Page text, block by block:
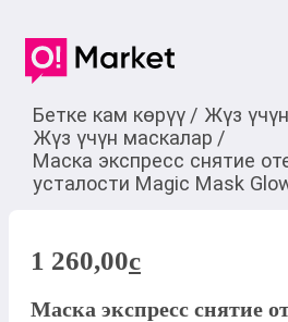
Бетке кам көрүү / Жүз
Жүз үчүн маскалар /
Маска экспресс снятие
усталости Magic Mask
1 260,00c
Маска экспресс снятие